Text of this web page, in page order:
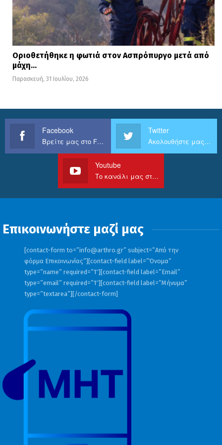
ΚΕΝΤΡΙΚΟ
ΔΕΛΤΙΟ
ΕΙΔΗΣΕΩΝ
3,9% 5,4%
ΔΥΝΑΜΙΚΟ
ΣΥΝΟΛΟ
ΑΓΡΙΕΣ
ΜΕΛΙΣΣΕΣ
34% 36,5%
ΕΛΑ ΣΤΗ ΘΕΣΗ
22,5% 20,9%
ΜΗΝ ΑΡΧΙΖΕΙΣ
ΜΟΥΡΜΟΥΡΑ
18,2%
ΜΗΝ
ΑΝ ΗΜΟΥΝ
8 ΛΕΞΕΙΣ 13,3%
ΕΡΩΤΑΣ ΜΕΤΑ
– ΛΕΓΚΑΝΕΣ
Οριοθετήθηκε η φωτιά στον Ασπρόπυργο μετά από
μάχη…
Παρασκευή, 31 Ιουλίου, 2026
Facebook
Βρείτε μας στο Facebook
Twitter
Ακολουθήστε μας στο Twitter
Youtube
Το κανάλι μας στο Youtube
Επικοινωνήστε μαζί μας
[contact-form to=”info@arthro.gr” subject=”Από την
φόρμα Επικοινωνίας”][contact-field label=”Όνομα”
type=”name” required=”1″][contact-field label=”Email”
type=”email” required=”1″][contact-field label=”Μήνυμα”
type=”textarea”][/contact-form]